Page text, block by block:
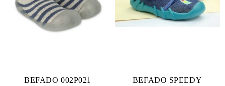
BEFADO 002P021
BEFADO SPEEDY